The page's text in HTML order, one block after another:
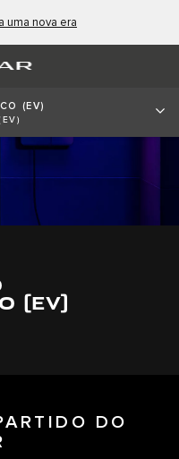
uma nova era
(EV)
(EV)
DO